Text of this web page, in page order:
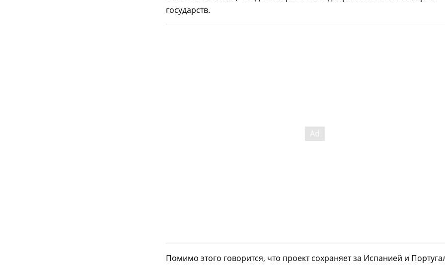
государств.
Помимо этого говорится, что проект сохраняет за Испанией и